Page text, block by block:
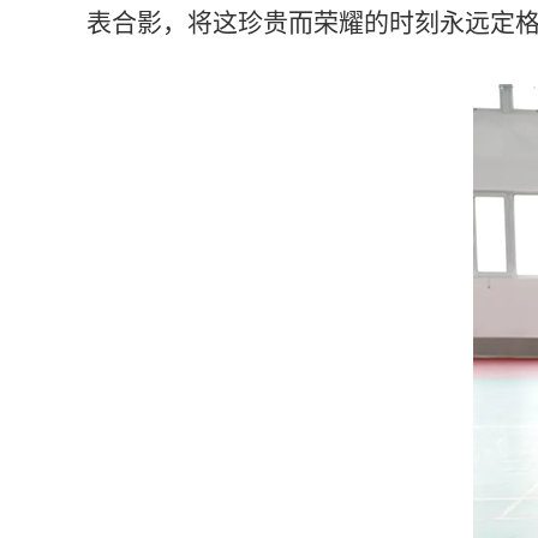
表合影，将这珍贵而荣耀的时刻永远定